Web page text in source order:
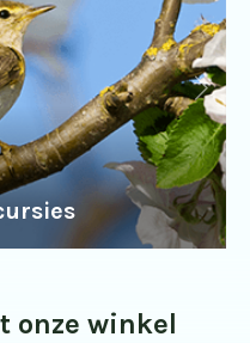
onze winkel